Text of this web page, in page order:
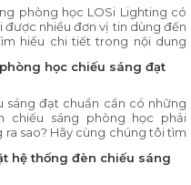
phòng học LOSi Lighting có
được nhiều đơn vị tin dùng đến
hiểu chi tiết trong nội dung
học chiếu sáng đạt
sáng đạt chuẩn cần có những
chiếu sáng phòng học phải
sao? Hãy cùng chúng tôi tìm
hệ thống đèn chiếu sáng